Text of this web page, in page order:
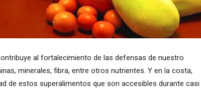
al fortalecimiento de las defensas de nuestro
minerales, fibra, entre otros nutrientes. Y en la costa,
de estos superalimentos que son accesibles durante casi